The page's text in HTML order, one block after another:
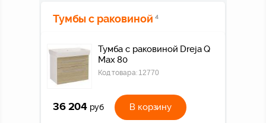
Тумбы с раковиной 4
Тумба c раковиной Dreja Q
Max 80
Код товара: 12770
36 204 руб В корзину